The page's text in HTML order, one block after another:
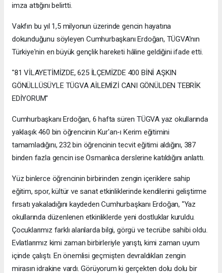
imza attığını belirtti.
Vakfın bu yıl 1,5 milyonun üzerinde gencin hayatına
dokunduğunu söyleyen Cumhurbaşkanı Erdoğan, TÜGVA'nın
Türkiye'nin en büyük gençlik hareketi hâline geldiğini ifade etti.
"81 VİLAYETİMİZDE, 625 İLÇEMİZDE 400 BİNİ AŞKIN
GÖNÜLLÜSÜYLE TÜGVA AİLEMİZİ CANI GÖNÜLDEN TEBRİK
EDİYORUM"
Cumhurbaşkanı Erdoğan, 6 hafta süren TÜGVA yaz okullarında
yaklaşık 460 bin öğrencinin Kur'an-ı Kerim eğitimini
tamamladığını, 232 bin öğrencinin tecvit eğitimi aldığını, 387
binden fazla gencin ise Osmanlıca derslerine katıldığını anlattı.
Yüz binlerce öğrencinin birbirinden zengin içeriklere sahip
eğitim, spor, kültür ve sanat etkinliklerinde kendilerini geliştirme
fırsatı yakaladığını kaydeden Cumhurbaşkanı Erdoğan, "Yaz
okullarında düzenlenen etkinliklerde yeni dostluklar kuruldu.
Çocuklarımız farklı alanlarda bilgi, görgü ve tecrübe sahibi oldu.
Evlatlarımız kimi zaman birbirleriyle yarıştı, kimi zaman uyum
içinde çalıştı. En önemlisi geçmişten devraldıkları zengin
mirasın idrakine vardı. Görüyorum ki gerçekten dolu dolu bir